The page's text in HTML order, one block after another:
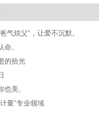
气炫父”，让爱不沉默。
命。
的拾光
也美。
量”专业领域